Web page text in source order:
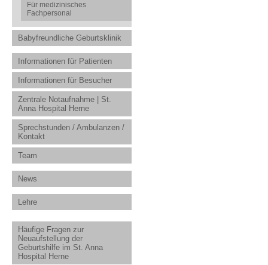
Für medizinisches
Fachpersonal
Babyfreundliche Geburtsklinik
Informationen für Patienten
Informationen für Besucher
Zentrale Notaufnahme | St.
Anna Hospital Herne
Sprechstunden / Ambulanzen /
Kontakt
Team
News
Lehre
Häufige Fragen zur
Neuaufstellung der
Geburtshilfe im St. Anna
Hospital Herne